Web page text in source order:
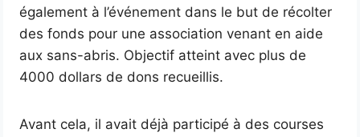
également à l’événement dans le but de récolter
des fonds pour une association venant en aide
aux sans-abris. Objectif atteint avec plus de
4000 dollars de dons recueillis.
Avant cela, il avait déjà participé à des courses